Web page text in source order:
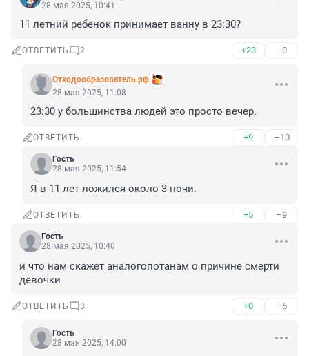
28 мая 2025, 10:41
11 летний ребенок принимает ванну в 23:30?
ОТВЕТИТЬ 2 +23 –0
Отходообразователь.рф
28 мая 2025, 11:08
23:30 у большинства людей это просто вечер.
ОТВЕТИТЬ +9 –10
Гость
28 мая 2025, 11:54
Я в 11 лет ложился около 3 ночи.
ОТВЕТИТЬ +5 –9
Гость
28 мая 2025, 10:40
и что нам скажет аналогопотанам о причине смерти
девочки
ОТВЕТИТЬ 3 +0 –5
Гость
28 мая 2025, 14:00